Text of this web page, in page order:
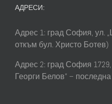
АДРЕСИ:
Адрес 1: град София, ул.
откъм бул. Христо Ботев)
Адрес 2: град София
Георги Белов” –